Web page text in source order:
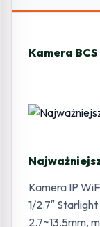
Kamera
Kamera IP
1/2.7″
2.7~13.5mm,